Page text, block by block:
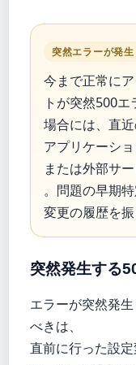
突然エラーが発
今まで正常に
トが突然500
場合には、直近
アプリケーショ
または外部サ
。問題の早期特
変更の履歴を振
突然発生する
エラーが突然発
べきは、
直前に行った設定